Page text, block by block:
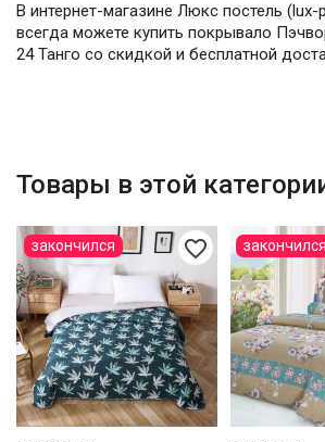
В интернет-магазине Люкс постель
всегда можете купить покрывало
24 Танго со скидкой и бесплатной
Товары в этой
favorite_border
закончился закончился